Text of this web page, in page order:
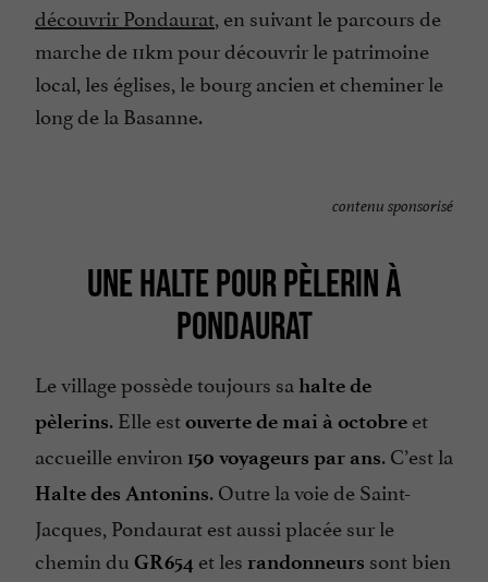
découvrir Pondaurat, en suivant le parcours de
marche de 11km pour découvrir le patrimoine
local, les églises, le bourg ancien et cheminer le
long de la Basanne.
contenu sponsorisé
UNE HALTE POUR PÈLERIN À
PONDAURAT
Le village possède toujours sa halte de
pèlerins. Elle estouverte de mai à octobre et
accueille environ 150 voyageurs par ans. C’est la
Halte des Antonins. Outre la voie de Saint-
Jacques, Pondaurat est aussi placée sur le
chemin du GR654 et les randonneurs sont bien